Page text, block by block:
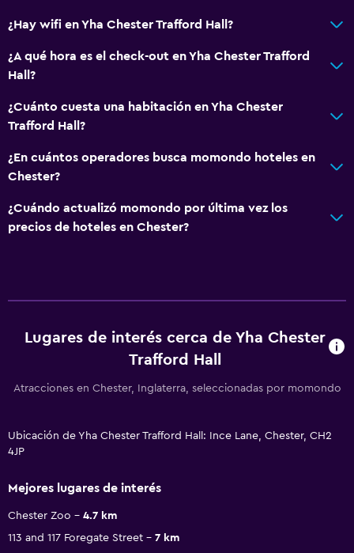
¿Hay wifi en Yha Chester Trafford Hall?
¿A qué hora es el check-out en Yha Chester Trafford
Hall?
¿Cuánto cuesta una habitación en Yha Chester
Trafford Hall?
¿En cuántos operadores busca momondo hoteles en
Chester?
¿Cuándo actualizó momondo por última vez los
precios de hoteles en Chester?
Lugares de interés cerca de Yha Chester
Trafford Hall
Atracciones en Chester, Inglaterra, seleccionadas por momondo
Ubicación de Yha Chester Trafford Hall: Ince Lane, Chester, CH2
4JP
Mejores lugares de interés
Chester Zoo
4.7 km
113 and 117 Foregate Street
7 km